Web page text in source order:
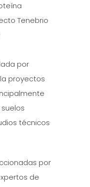
Tenebrio
por
proyectos
técnicos
por
de